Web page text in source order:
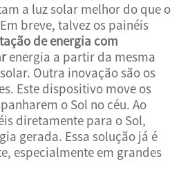
a luz solar melhor do que o
breve, talvez os painéis
de energia com
energia a partir da mesma
Outra inovação são os
Este dispositivo move os
o Sol no céu. Ao
diretamente para o Sol,
gerada. Essa solução já é
especialmente em grandes